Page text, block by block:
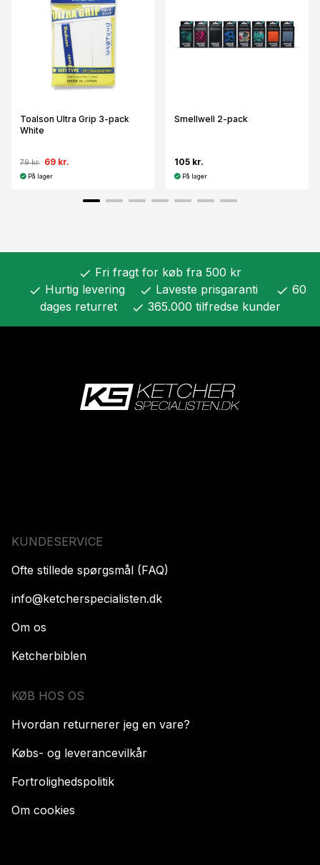
Toalson Ultra Grip 3-pack
White
79 kr. 69 kr.
På lager
Smellwell 2-pack
105 kr.
På lager
check Fri fragt for køb fra 500 kr
check Hurtig levering check Laveste prisgaranti check 60
dages returret
check 365.000 tilfredse kunder
KUNDESERVICE
Ofte stillede spørgsmål (FAQ)
info@ketcherspecialisten.dk
Om os
Ketcherbiblen
KØB HOS OS
Hvordan returnerer jeg en vare?
Købs- og leverancevilkår
Fortrolighedspolitik
Om cookies